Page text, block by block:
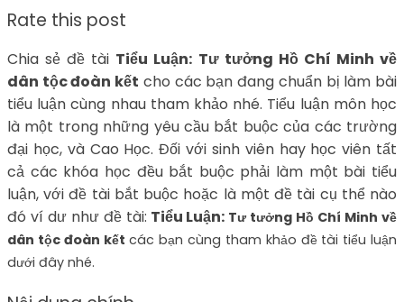
Rate this post
Chia sẻ đề tài Tiểu Luận: Tư tưởng Hồ Chí Minh về
dân tộc đoàn kết cho các bạn đang chuẩn bị làm bài
tiểu luận cùng nhau tham khảo nhé. Tiểu luận môn học
là một trong những yêu cầu bắt buộc của các trường
đại học, và Cao Học. Đối với sinh viên hay học viên tất
cả các khóa học đều bắt buộc phải làm một bài tiểu
luận, với đề tài bắt buộc hoặc là một đề tài cụ thể nào
đó ví dư như đề tài: Tiểu Luận: Tư tưởng Hồ Chí Minh về
dân tộc đoàn kết các bạn cùng tham khảo đề tài tiểu luận
dưới đây nhé.